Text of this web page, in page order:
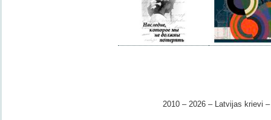
2010 – 2026 – Latvijas krievi –